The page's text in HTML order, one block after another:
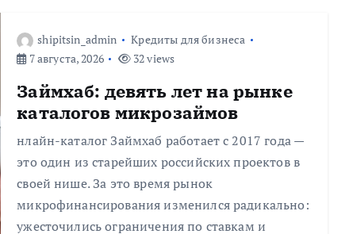
shipitsin_admin
Кредиты для бизнеса
7 августа, 2026
32 views
Займхаб: девять лет на рынке
каталогов микрозаймов
нлайн-каталог Займхаб работает с 2017 года —
это один из старейших российских проектов в
своей нише. За это время рынок
микрофинансирования изменился радикально:
ужесточились ограничения по ставкам и